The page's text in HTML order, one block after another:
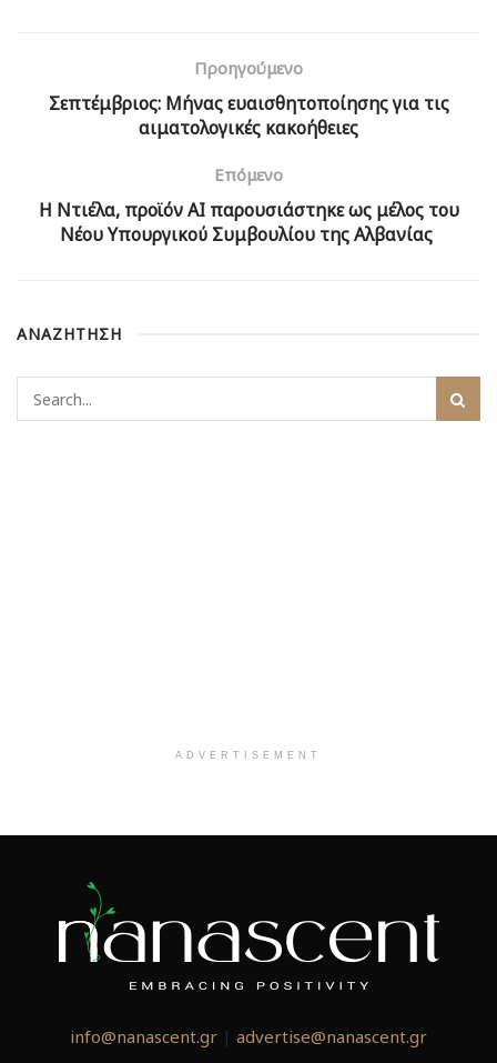
Προηγούμενο
Σεπτέμβριος: Μήνας ευαισθητοποίησης για τις
αιματολογικές κακοήθειες
Επόμενο
Η Ντιέλα, προϊόν ΑΙ παρουσιάστηκε ως μέλος του
Νέου Υπουργικού Συμβουλίου της Αλβανίας
ΑΝΑΖΗΤΗΣΗ
ADVERTISEMENT
info@nanascent.gr | advertise@nanascent.gr